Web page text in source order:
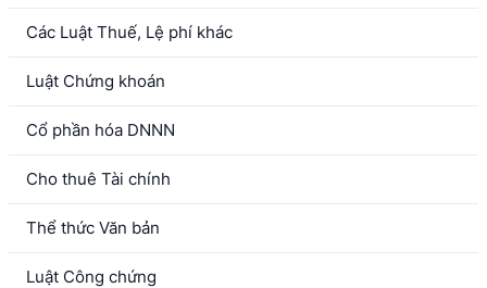
Các Luật Thuế, Lệ phí khác
Luật Chứng khoán
Cổ phần hóa DNNN
Cho thuê Tài chính
Thể thức Văn bản
Luật Công chứng